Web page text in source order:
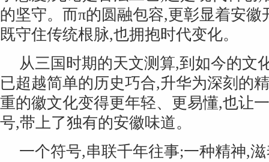
的坚守。而π的圆融包容,更彰显着安徽
既守住传统根脉,也拥抱时代变化。
从三国时期的天文测算,到如今的文
已超越简单的历史巧合,升华为深刻的
重的徽文化变得更年轻、更易懂,也让
号,带上了独有的安徽味道。
一个符号,串联千年往事;一种精神,